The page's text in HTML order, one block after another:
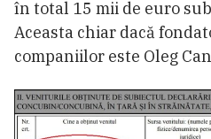
în total 15 mii de euro
Aceasta chiar dacă
companiilor este Oleg